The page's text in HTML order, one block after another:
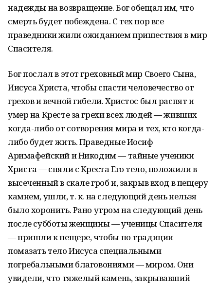
надежды на возвращение. Бог обещал им, что
смерть будет побеждена. С тех пор все
праведники жили ожиданием пришествия в мир
Спасителя.
Бог послал в этот греховный мир Своего Сына,
Иисуса Христа, чтобы спасти человечество от
грехов и вечной гибели. Христос был распят и
умер на Кресте за грехи всех людей — живших
когда-либо от сотворения мира и тех, кто когда-
либо будет жить. Праведные Иосиф
Аримафейский и Никодим — тайные ученики
Христа — сняли с Креста Его тело, положили в
высеченный в скале гроб и, закрыв вход в пещеру
камнем, ушли, т. к. на следующий день нельзя
было хоронить. Рано утром на следующий день
после субботы женщины — ученицы Спасителя
— пришли к пещере, чтобы по традиции
помазать тело Иисуса специальными
погребальными благовониями — миром. Они
увидели, что тяжелый камень, закрывавший